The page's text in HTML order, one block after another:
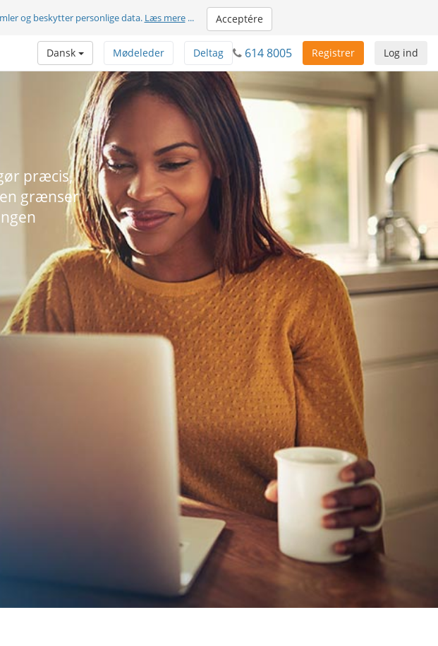
og beskytter personlige data. Læs mere... Acceptére
Log ind
Registrer
614 8005
Deltag
Mødeleder
Dansk
præcis,
grænser